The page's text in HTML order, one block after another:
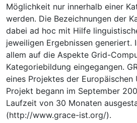
Möglichkeit nur innerhalb einer
werden. Die Bezeichnungen der
dabei ad hoc mit Hilfe
jeweiligen Ergebnissen
allem auf die Aspekte Grid-
Kategoriebildung eingegangen.
eines Projektes der
Projekt begann im September
Laufzeit von 30 Monaten
(http://www.grace-ist.org/).